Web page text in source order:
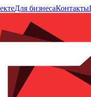
Для бизнесаКонтакты